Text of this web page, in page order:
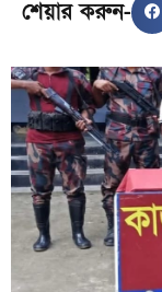
শেয়ার করুন-